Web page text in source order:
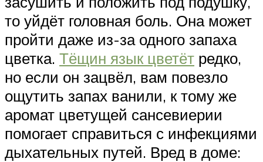
то уйдёт головная боль. Она может
пройти даже из-за одного запаха
цветка. Тёщин язык цветёт редко,
но если он зацвёл, вам повезло
ощутить запах ванили, к тому же
аромат цветущей сансевиерии
помогает справиться с инфекциями
дыхательных путей. Вред в доме: